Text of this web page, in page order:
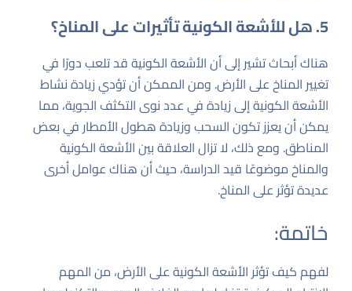
5. هل للأشعة الكونية تأثيرات على المناخ؟
هناك أبحاث تشير إلى أن الأشعة الكونية قد تلعب دورًا في
تغيير المناخ على الأرض. ومن الممكن أن تؤدي زيادة نشاط
الأشعة الكونية إلى زيادة في عدد نوى التكثف الجوية، مما
يمكن أن يعزز تكون السحب وزيادة هطول الأمطار في بعض
المناطق. ومع ذلك، لا تزال العلاقة بين الأشعة الكونية
والمناخ موضوعًا قيد الدراسة، حيث أن هناك عوامل أخرى
عديدة تؤثر على المناخ.
خاتمة:
لفهم كيف تؤثر الأشعة الكونية على الأرض، من المهم